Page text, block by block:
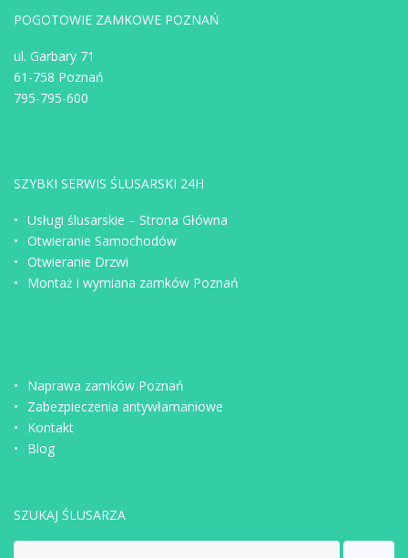
POGOTOWIE ZAMKOWE POZNAŃ
ul. Garbary 71
61-758 Poznań
795-795-600
SZYBKI SERWIS ŚLUSARSKI 24H
Usługi ślusarskie – Strona Główna
Otwieranie Samochodów
Otwieranie Drzwi
Montaż i wymiana zamków Poznań
Naprawa zamków Poznań
Zabezpieczenia antywłamaniowe
Kontakt
Blog
SZUKAJ ŚLUSARZA